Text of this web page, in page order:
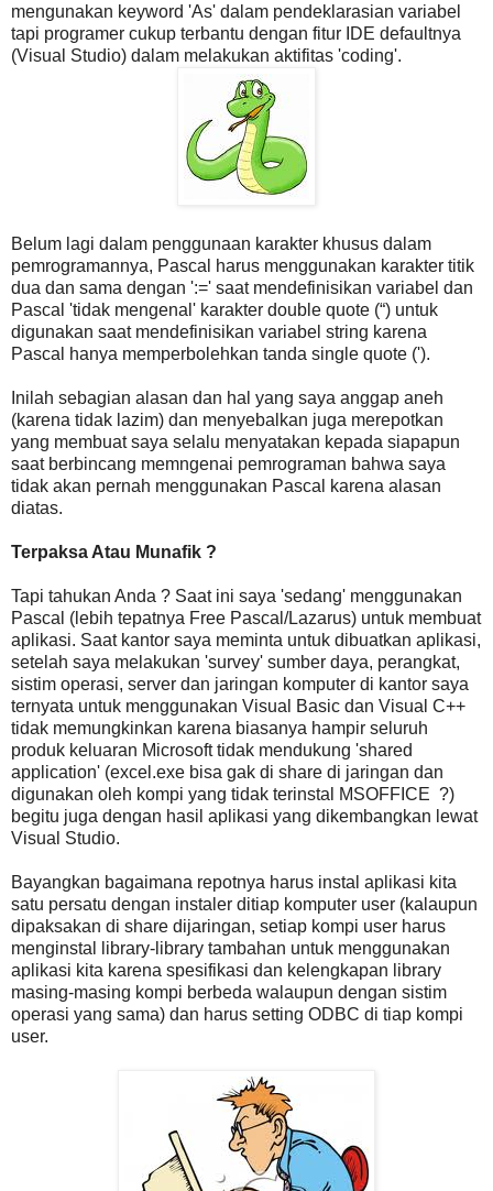
mengunakan keyword 'As' dalam pendeklarasian variabel
tapi programer cukup terbantu dengan fitur IDE defaultnya
(Visual Studio) dalam melakukan aktifitas 'coding'.
Belum lagi dalam penggunaan karakter khusus dalam
pemrogramannya, Pascal harus menggunakan karakter titik
dua dan sama dengan ':=' saat mendefinisikan variabel dan
Pascal 'tidak mengenal' karakter double quote (“) untuk
digunakan saat mendefinisikan variabel string karena
Pascal hanya memperbolehkan tanda single quote (').
Inilah sebagian alasan dan hal yang saya anggap aneh
(karena tidak lazim) dan menyebalkan juga merepotkan
yang membuat saya selalu menyatakan kepada siapapun
saat berbincang memngenai pemrograman bahwa saya
tidak akan pernah menggunakan Pascal karena alasan
diatas.
Terpaksa Atau Munafik ?
Tapi tahukan Anda ? Saat ini saya 'sedang' menggunakan
Pascal (lebih tepatnya Free Pascal/Lazarus) untuk membuat
aplikasi. Saat kantor saya meminta untuk dibuatkan aplikasi,
setelah saya melakukan 'survey' sumber daya, perangkat,
sistim operasi, server dan jaringan komputer di kantor saya
ternyata untuk menggunakan Visual Basic dan Visual C++
tidak memungkinkan karena biasanya hampir seluruh
produk keluaran Microsoft tidak mendukung 'shared
application' (excel.exe bisa gak di share di jaringan dan
digunakan oleh kompi yang tidak terinstal MSOFFICE ?)
begitu juga dengan hasil aplikasi yang dikembangkan lewat
Visual Studio.
Bayangkan bagaimana repotnya harus instal aplikasi kita
satu persatu dengan instaler ditiap komputer user (kalaupun
dipaksakan di share dijaringan, setiap kompi user harus
menginstal library-library tambahan untuk menggunakan
aplikasi kita karena spesifikasi dan kelengkapan library
masing-masing kompi berbeda walaupun dengan sistim
operasi yang sama) dan harus setting ODBC di tiap kompi
user.